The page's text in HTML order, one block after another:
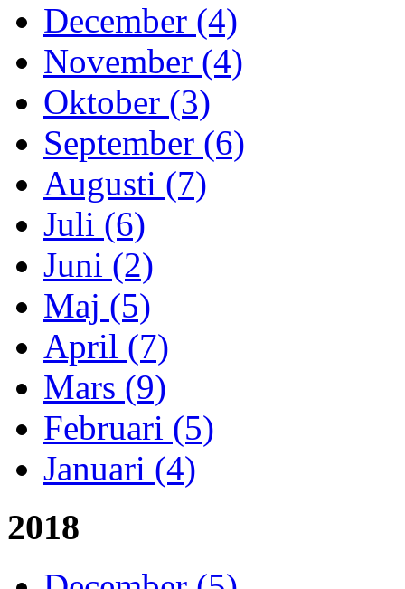
December (4)
November (4)
Oktober (3)
September (6)
Augusti (7)
Juli (6)
Juni (2)
Maj (5)
April (7)
Mars (9)
Februari (5)
Januari (4)
2018